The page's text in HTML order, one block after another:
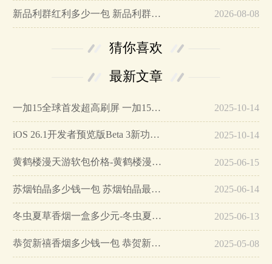
新品利群红利多少一包 新品利群(红利)香烟价格表图… 2026-08-08
猜你喜欢
最新文章
一加15全球首发超高刷屏 一加15参数详细配置… 2025-10-14
iOS 26.1开发者预览版Beta 3新功能详解… 2025-10-14
黄鹤楼漫天游软包价格-黄鹤楼漫天游软包多少钱一盒… 2025-06-15
苏烟铂晶多少钱一包 苏烟铂晶最新价格… 2025-06-14
冬虫夏草香烟一盒多少元-冬虫夏草香烟一盒多少元2025最新价格… 2025-06-13
恭贺新禧香烟多少钱一包 恭贺新禧香烟价格表和图片… 2025-05-08